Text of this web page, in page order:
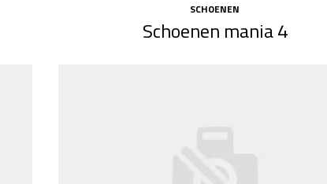
SCHOENEN
Schoenen mania 4